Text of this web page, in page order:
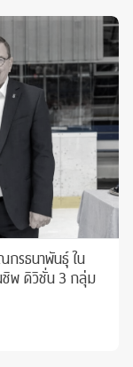
รธนาพันธุ์ ใน
ชิพ ดิวิชั่น 3 กลุ่ม